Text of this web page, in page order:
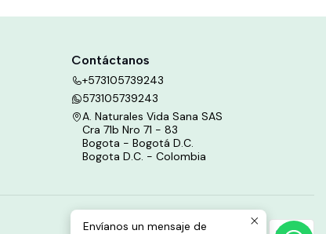
Contáctanos
+573105739243
573105739243
A. Naturales Vida Sana SAS
Cra 71b Nro 71 - 83
Bogota - Bogotá D.C.
Bogota D.C. - Colombia
Envíanos un mensaje de